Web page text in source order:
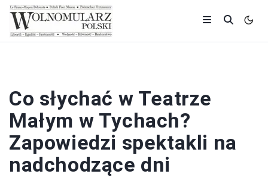
Co słychać w Teatrze
Małym w Tychach?
Zapowiedzi spektakli na
nadchodzące dni